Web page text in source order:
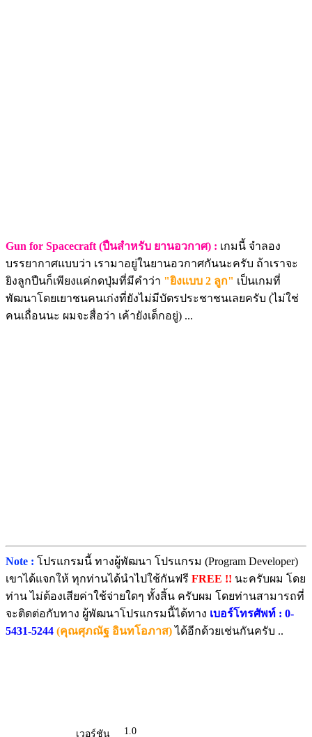
Gun for Spacecraft (ปืนสำหรับ ยานอวกาศ) : เกมนี้ จำลอง
บรรยากาศแบบว่า เรามาอยู่ในยานอวกาศกันนะครับ ถ้าเราจะ
ยิงลูกปืนก็เพียงแค่กดปุ่มที่มีคำว่า "ยิงแบบ 2 ลูก" เป็นเกมที่
พัฒนาโดยเยาชนคนเก่งที่ยังไม่มีบัตรประชาชนเลยครับ (ไม่ใช่
คนเถื่อนนะ ผมจะสื่อว่า เค้ายังเด็กอยู่) ...
Note : โปรแกรมนี้ ทางผู้พัฒนา โปรแกรม (Program Developer)
เขาได้แจกให้ ทุกท่านได้นำไปใช้กันฟรี FREE !! นะครับผม โดย
ท่าน ไม่ต้องเสียค่าใช้จ่ายใดๆ ทั้งสิ้น ครับผม โดยท่านสามารถที่
จะติดต่อกับทาง ผู้พัฒนาโปรแกรมนี้ได้ทาง เบอร์โทรศัพท์ : 0-
5431-5244 (คุณศุภณัฐ อินทโอภาส) ได้อีกด้วยเช่นกันครับ ..
เวอร์ชัน 1.0